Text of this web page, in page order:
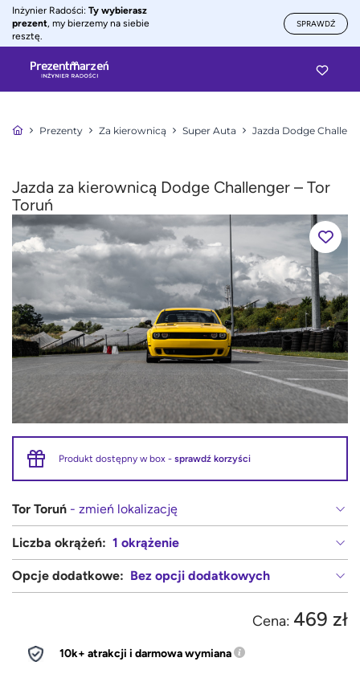
Inżynier Radości: Ty wybierasz
prezent, my bierzemy na siebie
resztę.
SPRAWDŹ
Prezenty Za kierownicą Super Auta Jazda Dodge
Jazda za kierownicą Dodge Challenger – Tor
Toruń
Produkt dostępny w box - sprawdź korzyści
Tor Toruń - zmień lokalizację
Liczba okrążeń: 1 okrążenie
Opcje dodatkowe: Bez opcji dodatkowych
Cena: 469 zł
10k+ atrakcji i darmowa wymiana